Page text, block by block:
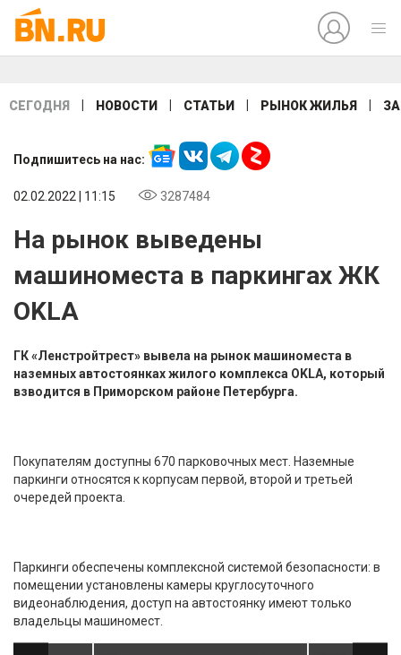
СЕГОДНЯ НОВОСТИ СТАТЬИ РЫНОК ЖИЛЬЯ
Подпишитесь на нас:
02.02.2022 | 11:15 3287484
На рынок выведены
машиноместа в паркингах ЖК
OKLA
ГК «Ленстройтрест» вывела на рынок машиноместа в
наземных автостоянках жилого комплекса OKLA, который
взводится в Приморском районе Петербурга.
Покупателям доступны 670 парковочных мест. Наземные
паркинги относятся к корпусам первой, второй и третьей
очередей проекта.
Паркинги обеспечены комплексной системой безопасности: в
помещении установлены камеры круглосуточного
видеонаблюдения, доступ на автостоянку имеют только
владельцы машиномест.